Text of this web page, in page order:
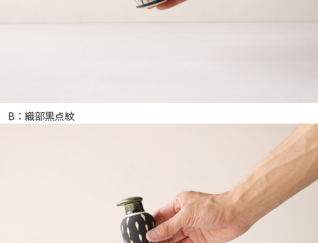
B：織部黒点紋